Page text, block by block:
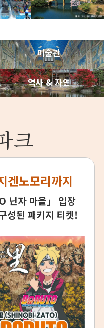
대해서
미술관
역사 & 자연
크
겐노모리까지
닌자 마을」 입장
성된 패키지 티켓!